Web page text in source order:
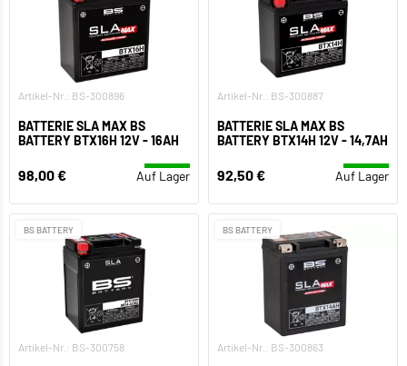
Artikel-Nr.: BS-300896
BATTERIE SLA MAX BS
BATTERY BTX16H 12V - 16AH
98,00 € Auf Lager
Artikel-Nr.: BS-300887
BATTERIE SLA MAX BS
BATTERY BTX14H 12V - 14,7AH
92,50 € Auf Lager
BS BATTERY
Artikel-Nr.: BS-300758
BS BATTERY
Artikel-Nr.: BS-300863